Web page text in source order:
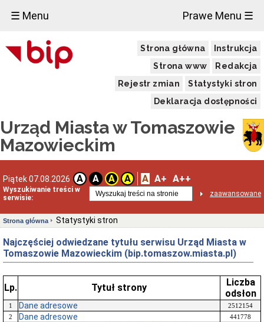
☰ Menu Prawe Menu ☰
Strona główna
Instrukcja
Strona www
Redakcja
Rejestr zmian
Statystyki stron
Deklaracja dostępności
Urząd Miasta w Tomaszowie
Mazowieckim
Piątek 07.08.2026 A A A A A A+ A++
Wyszukiwanie treści w
serwisie:
zaawansowane
Strona główna Statystyki stron
Najczęściej odwiedzane tytułu serwisu Urząd Miasta w
Tomaszowie Mazowieckim (bip.tomaszow.miasta.pl)
Lp. Tytuł strony
Liczba
odsłon
1 Dane adresowe
2512154
2
Dane adresowe 441778